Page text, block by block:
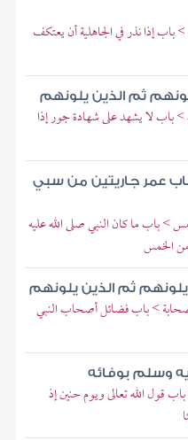
إذا نذر في الجاهلية أن يعتكف
ثم الذين يلونهم
لا يشهد على شهادة جور إذا
عمر جاريتين من سبي
باب ما كان النبي صلى الله عليه
الخمس
ثم الذين يلونهم
> باب فضائل أصحاب النبي
وسلم بوفائه
قول الله تعالى ويوم حنين إذ